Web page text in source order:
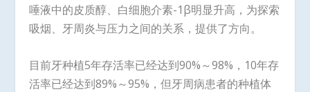
唾液中的皮质醇、白细胞介素-1β明显升高，为探索
吸烟、牙周炎与压力之间的关系，提供了方向。
目前牙种植5年存活率已经达到90%～98%，10年存
活率已经达到89%～95%，但牙周病患者的种植体